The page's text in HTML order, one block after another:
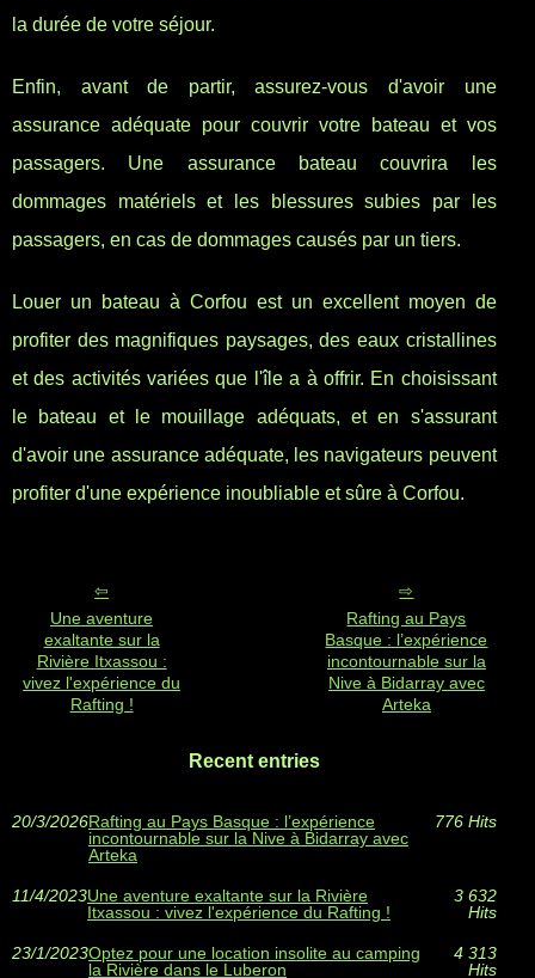
la durée de votre séjour.
Enfin, avant de partir, assurez-vous d'avoir une
assurance adéquate pour couvrir votre bateau et vos
passagers. Une assurance bateau couvrira les
dommages matériels et les blessures subies par les
passagers, en cas de dommages causés par un tiers.
Louer un bateau à Corfou est un excellent moyen de
profiter des magnifiques paysages, des eaux cristallines
et des activités variées que l'île a à offrir. En choisissant
le bateau et le mouillage adéquats, et en s'assurant
d'avoir une assurance adéquate, les navigateurs peuvent
profiter d'une expérience inoubliable et sûre à Corfou.
Une aventure
exaltante sur la
Rivière Itxassou :
vivez l'expérience du
Rafting !
Rafting au Pays
Basque : l’expérience
incontournable sur la
Nive à Bidarray avec
Arteka
Recent entries
20/3/2026Rafting au Pays Basque : l’expérience
incontournable sur la Nive à Bidarray avec
Arteka
776 Hits
11/4/2023Une aventure exaltante sur la Rivière
Itxassou : vivez l'expérience du Rafting !
3 632
Hits
23/1/2023Optez pour une location insolite au camping
la Rivière dans le Luberon
4 313
Hits